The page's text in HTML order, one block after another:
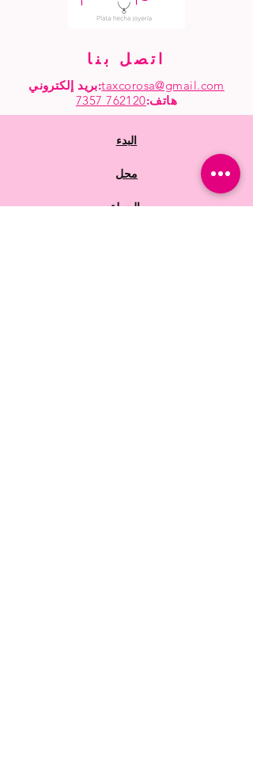
اتصل بنا
بريد إلكتروني:taxcorosa@gmail.com
هاتف:
762120 7357
البدء
محل
بالجملة